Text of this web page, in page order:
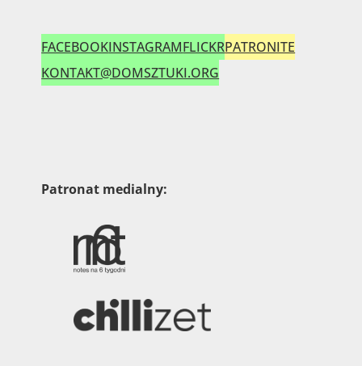
FACEBOOKINSTAGRAMFLICKRPATRONITE
KONTAKT@DOMSZTUKI.ORG
Patronat medialny: